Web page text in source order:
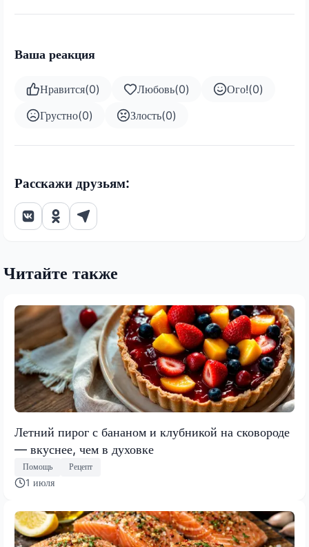
Ваша реакция
Нравится(0) Любовь(0) Ого!(0)
Грустно(0) Злость(0)
Расскажи друзьям:
Читайте также
Летний пирог с бананом и клубникой на сковороде
— вкуснее, чем в духовке
Помощь Рецепт
1 июля